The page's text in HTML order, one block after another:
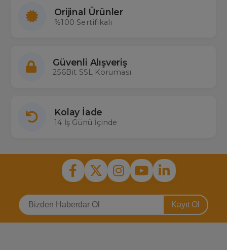
Orijinal Ürünler
%100 Sertifikalı
Güvenli Alışveriş
256Bit SSL Koruması
Kolay İade
14 İş Günü İçinde
Kayıt Ol